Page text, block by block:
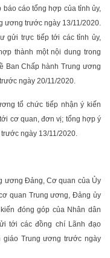
cáo tổng hợp của tỉnh ủy,
ương trước ngày 13/11/2020.
gửi trực tiếp tới các tỉnh ủy,
thành một nội dung trong
Ban Chấp hành Trung ương
ngày 20/11/2020.
tổ chức tiếp nhận ý kiến
cơ quan, đơn vị; tổng hợp ý
ngày 13/11/2020.
ương Đảng, Cơ quan của Ủy
quan Trung ương, Đảng ủy
đóng góp của Nhân dân
tới các đồng chí Lãnh đạo
Trung ương trước ngày